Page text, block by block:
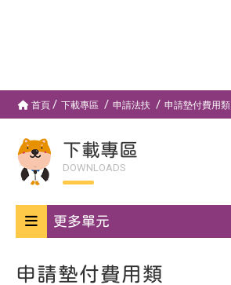
首頁 下載專區 申請法扶 申請墊付費用類
下載專區
DOWNLOADS
更多單元
申請墊付費用類